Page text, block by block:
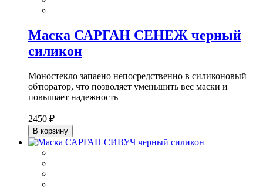
Маска САРГАН СЕНЕЖ черный
силикон
Моностекло запаено непосредственно в силиконовый
обтюратор, что позволяет уменьшить вес маски и
повышает надежность
2450 ₽
В корзину